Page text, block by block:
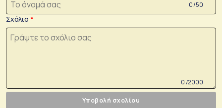
0 /50
Σχόλιο
0 /2000
Υποβολή σχολίου